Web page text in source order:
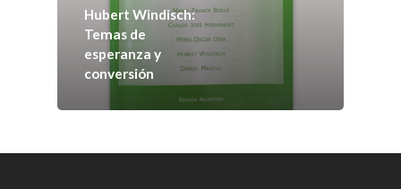
Hubert Windisch:
Temas de
esperanza y
conversión
Anteriores